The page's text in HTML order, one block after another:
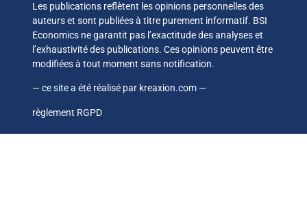
Les publications reflètent les opinions personnelles des
auteurs et sont publiées à titre purement informatif. BSI
Economics ne garantit pas l’exactitude des analyses et
l’exhaustivité des publications. Ces opinions peuvent être
modifiées à tout moment sans notification.
— ce site a été réalisé par kreaxion.com —
règlement RGPD